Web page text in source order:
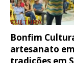
CULTURA
Bonfim
artesanato